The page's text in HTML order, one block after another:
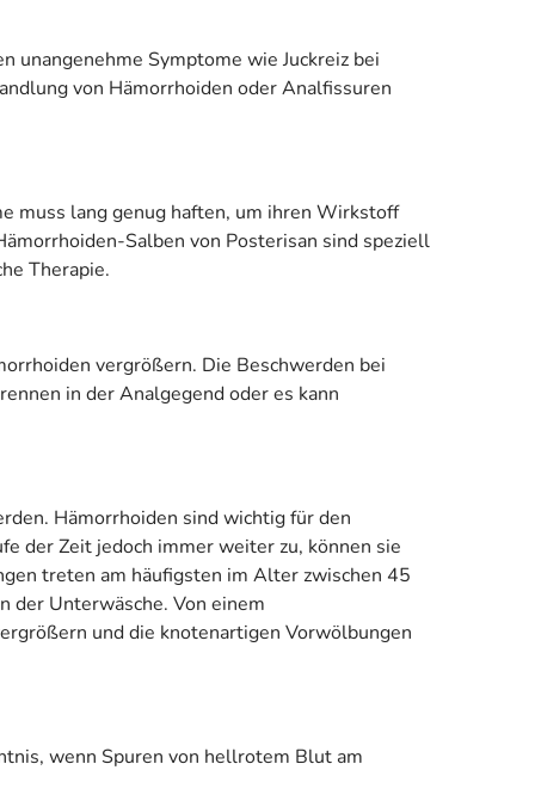
unangenehme Symptome wie Juckreiz bei
von Hämorrhoiden oder Analfissuren
muss lang genug haften, um ihren Wirkstoff
Salben von Posterisan sind speziell
Therapie.
vergrößern. Die Beschwerden bei
in der Analgegend oder es kann
Hämorrhoiden sind wichtig für den
der Zeit jedoch immer weiter zu, können sie
treten am häufigsten im Alter zwischen 45
der Unterwäsche. Von einem
und die knotenartigen Vorwölbungen
wenn Spuren von hellrotem Blut am